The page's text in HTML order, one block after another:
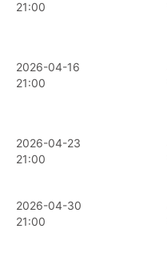
21:00
2026-04-16
21:00
2026-04-23
21:00
2026-04-30
21:00